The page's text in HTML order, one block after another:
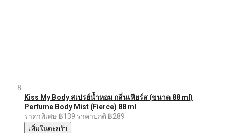
Kiss My Body สเปรย์น้ำหอม กลิ่นเฟียร์ส (ขนาด 88 ml)
Perfume Body Mist (Fierce) 88 ml
ราคาพิเศษ ฿139 ราคาปกติ ฿289
เพิ่มในตะกร้า